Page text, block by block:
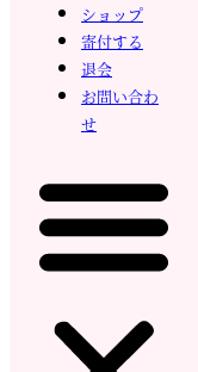
ショップ
寄付する
退会
お問い合わ
せ